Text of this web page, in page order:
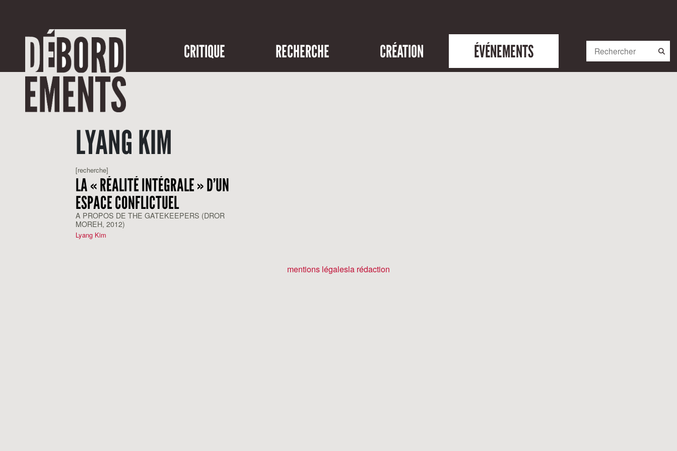
CRITIQUE RECHERCHE CRÉATION ÉVÉNEMENTS
LYANG KIM
[recherche]
LA « RÉALITÉ INTÉGRALE » D’UN
ESPACE CONFLICTUEL
A PROPOS DE THE GATEKEEPERS (DROR
MOREH, 2012)
Lyang Kim
mentions légalesla rédaction